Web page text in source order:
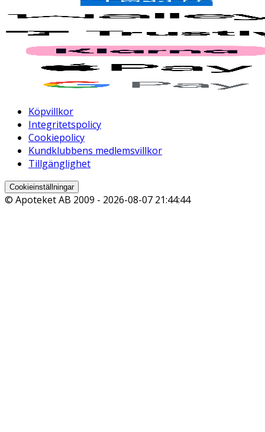
Köpvillkor
Integritetspolicy
Cookiepolicy
Kundklubbens medlemsvillkor
Tillgänglighet
Cookieinställningar
© Apoteket AB 2009 - 2026-08-07 21:44:44